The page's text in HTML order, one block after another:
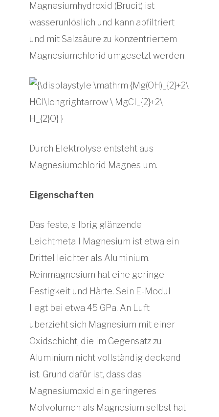
Magnesiumhydroxid (Brucit) ist
wasserunlöslich und kann abfiltriert
und mit Salzsäure zu konzentriertem
Magnesiumchlorid umgesetzt werden.
Durch Elektrolyse entsteht aus
Magnesiumchlorid Magnesium.
Eigenschaften
Das feste, silbrig glänzende
Leichtmetall Magnesium ist etwa ein
Drittel leichter als Aluminium.
Reinmagnesium hat eine geringe
Festigkeit und Härte. Sein E-Modul
liegt bei etwa 45 GPa. An Luft
überzieht sich Magnesium mit einer
Oxidschicht, die im Gegensatz zu
Aluminium nicht vollständig deckend
ist. Grund dafür ist, dass das
Magnesiumoxid ein geringeres
Molvolumen als Magnesium selbst hat